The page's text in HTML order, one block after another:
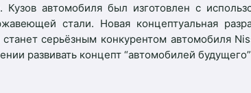
Кузов автомобиля был изготовлен с
стали. Новая концептуальная
станет серьёзным конкурентом автомобиля
развивать концепт “автомобилей